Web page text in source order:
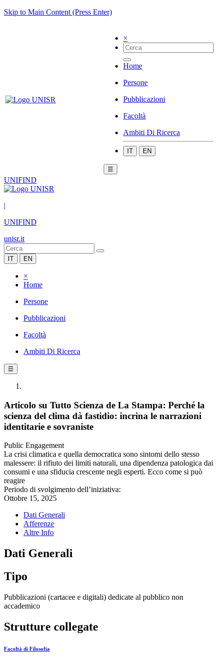
Skip to Main Content (Press Enter)
×
Home
Persone
Pubblicazioni
Facoltà
Ambiti Di Ricerca
IT EN
☰
UNIFIND
|
UNIFIND
unisr.it
IT EN
×
Home
Persone
Pubblicazioni
Facoltà
Ambiti Di Ricerca
☰
Articolo su Tutto Scienza de La Stampa: Perché la
scienza del clima dà fastidio: incrina le narrazioni
identitarie e sovraniste
Public Engagement
La crisi climatica e quella democratica sono sintomi dello stesso
malessere: il rifiuto dei limiti naturali, una dipendenza patologica dai
consumi e una sfiducia crescente negli esperti. Ecco come si può
reagire
Periodo di svolgimento dell’iniziativa:
Ottobre 15, 2025
Dati Generali
Afferenze
Altre Info
Dati Generali
Tipo
Pubblicazioni (cartacee e digitali) dedicate al pubblico non
accademico
Strutture collegate
Facoltà di Filosofia